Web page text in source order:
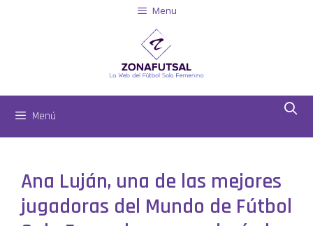
Menu
Menú
Ana Luján, una de las mejores
jugadoras del Mundo de Fútbol